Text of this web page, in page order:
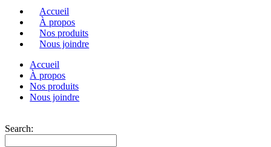
Accueil
À propos
Nos produits
Nous joindre
Accueil
À propos
Nos produits
Nous joindre
Search: